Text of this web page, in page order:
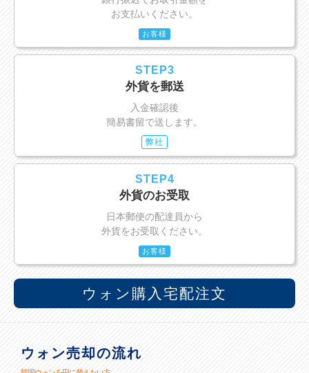
お支払いください。
お客様
STEP3
外貨を郵送
入金確認後
簡易書留で送します。
弊社
STEP4
外貨のお受取
日本郵便の配達員から
外貨をお受取ください。
お客様
ウォン購入宅配注文
ウォン売却の流れ